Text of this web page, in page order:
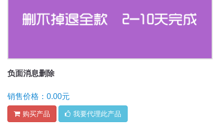
负面消息删除
销售价格：0.00元
购买产品 我要代理此产品